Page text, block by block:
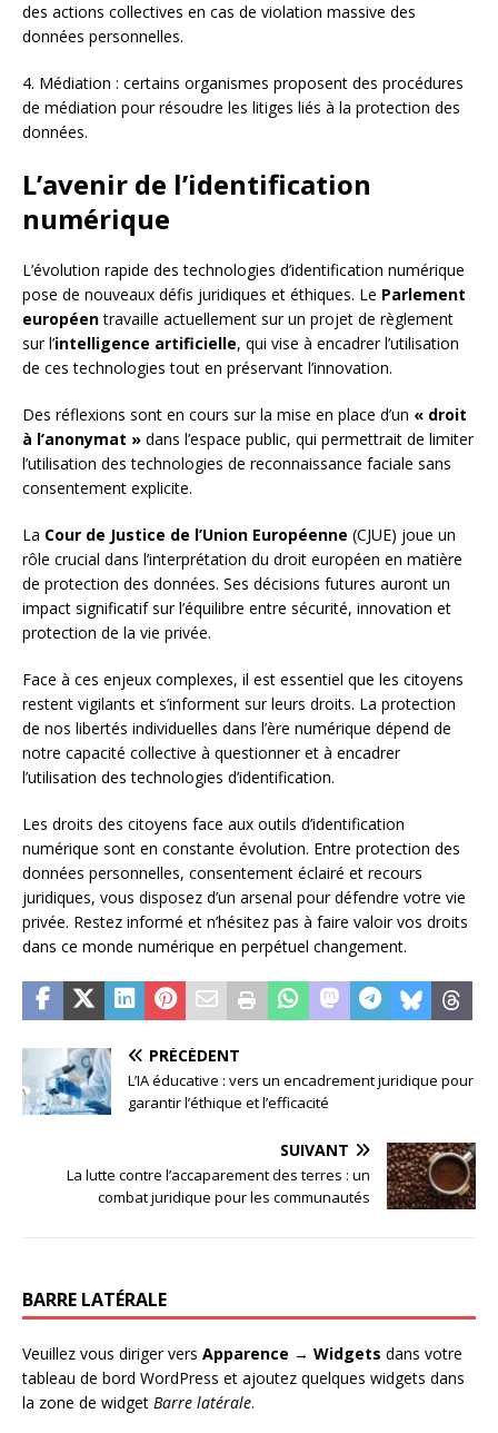
des actions collectives en cas de violation massive des
données personnelles.
4. Médiation : certains organismes proposent des procédures
de médiation pour résoudre les litiges liés à la protection des
données.
L’avenir de l’identification
numérique
L’évolution rapide des technologies d’identification numérique
pose de nouveaux défis juridiques et éthiques. Le Parlement
européentravaille actuellement sur un projet de règlement
sur l’intelligence artificielle, qui vise à encadrer l’utilisation
de ces technologies tout en préservant l’innovation.
Des réflexions sont en cours sur la mise en place d’un « droit
à l’anonymat » dans l’espace public, qui permettrait de limiter
l’utilisation des technologies de reconnaissance faciale sans
consentement explicite.
La Cour de Justice de l’Union Européenne (CJUE) joue un
rôle crucial dans l’interprétation du droit européen en matière
de protection des données. Ses décisions futures auront un
impact significatif sur l’équilibre entre sécurité, innovation et
protection de la vie privée.
Face à ces enjeux complexes, il est essentiel que les citoyens
restent vigilants et s’informent sur leurs droits. La protection
de nos libertés individuelles dans l’ère numérique dépend de
notre capacité collective à questionner et à encadrer
l’utilisation des technologies d’identification.
Les droits des citoyens face aux outils d’identification
numérique sont en constante évolution. Entre protection des
données personnelles, consentement éclairé et recours
juridiques, vous disposez d’un arsenal pour défendre votre vie
privée. Restez informé et n’hésitez pas à faire valoir vos droits
dans ce monde numérique en perpétuel changement.
PRÉCÉDENT
L’IA éducative : vers un encadrement juridique pour
garantir l’éthique et l’efficacité
SUIVANT
La lutte contre l’accaparement des terres : un
combat juridique pour les communautés
BARRE LATÉRALE
Veuillez vous diriger vers Apparence → Widgets dans votre
tableau de bord WordPress et ajoutez quelques widgets dans
la zone de widget Barre latérale.